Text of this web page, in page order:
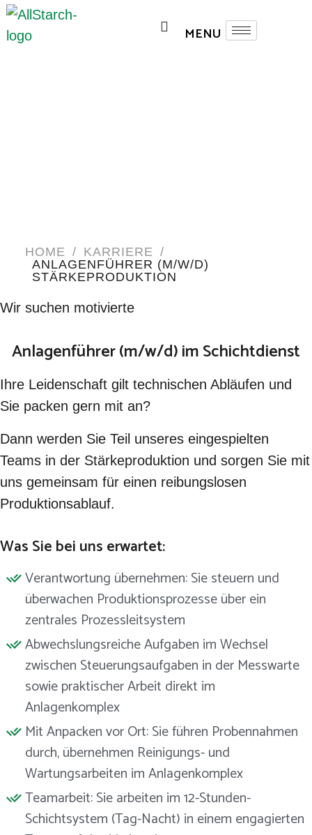
HOME / KARRIERE /
ANLAGENFÜHRER (M/W/D)
STÄRKEPRODUKTION
Wir suchen motivierte
Anlagenführer (m/w/d) im Schichtdienst
Ihre Leidenschaft gilt technischen Abläufen und
Sie packen gern mit an?
Dann werden Sie Teil unseres eingespielten
Teams in der Stärkeproduktion und sorgen Sie mit
uns gemeinsam für einen reibungslosen
Produktionsablauf.
Was Sie bei uns erwartet:
Verantwortung übernehmen: Sie steuern und
überwachen Produktionsprozesse über ein
zentrales Prozessleitsystem
Abwechslungsreiche Aufgaben im Wechsel
zwischen Steuerungsaufgaben in der Messwarte
sowie praktischer Arbeit direkt im
Anlagenkomplex
Mit Anpacken vor Ort: Sie führen Probennahmen
durch, übernehmen Reinigungs- und
Wartungsarbeiten im Anlagenkomplex
Teamarbeit: Sie arbeiten im 12-Stunden-
Schichtsystem (Tag-Nacht) in einem engagierten